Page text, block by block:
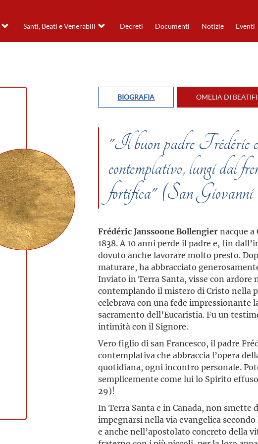
Santi, Beati e Venerabili Decreti Documenti Notizie Eventi
BIOGRAFIA OMELIA DI
"Il buon padre Frédéric
contemplativo, lungi dal
fortifica" (San
Frédéric Janssoone Bollengiernacque a
1838. A 10 anni perde il padre e, fin
dovuto anche lavorare molto presto.
maturare, ha abbracciato
Inviato in Terra Santa, visse con ardore
contemplando il mistero di Cristo nella
celebrava con una fede impressionante
sacramento dell’Eucaristia. Fu un
intimità con il Signore.
Vero figlio di san Francesco, il padre
contemplativa che abbraccia l’opera
quotidiana, ogni incontro personale.
semplicemente come lui lo Spirito
29)!
In Terra Santa e in Canada, non smette
impegnarsi nella via evangelica
e anche nell’apostolato concreto della